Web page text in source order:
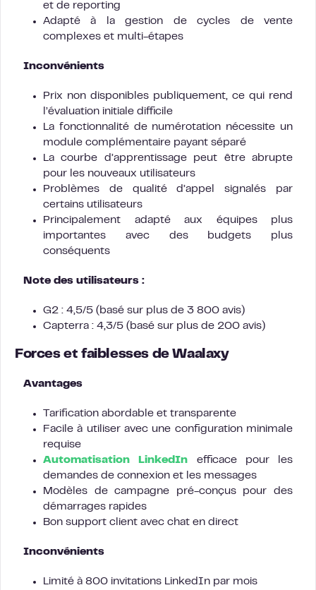
et de reporting
Adapté à la gestion de cycles de vente
complexes et multi-étapes
Inconvénients
Prix non disponibles publiquement, ce qui rend
l’évaluation initiale difficile
La fonctionnalité de numérotation nécessite un
module complémentaire payant séparé
La courbe d’apprentissage peut être abrupte
pour les nouveaux utilisateurs
Problèmes de qualité d’appel signalés par
certains utilisateurs
Principalement adapté aux équipes plus
importantes avec des budgets plus
conséquents
Note des utilisateurs :
G2 : 4,5/5 (basé sur plus de 3 800 avis)
Capterra : 4,3/5 (basé sur plus de 200 avis)
Forces et faiblesses de Waalaxy
Avantages
Tarification abordable et transparente
Facile à utiliser avec une configuration minimale
requise
Automatisation LinkedIn efficace pour les
demandes de connexion et les messages
Modèles de campagne pré-conçus pour des
démarrages rapides
Bon support client avec chat en direct
Inconvénients
Limité à 800 invitations LinkedIn par mois